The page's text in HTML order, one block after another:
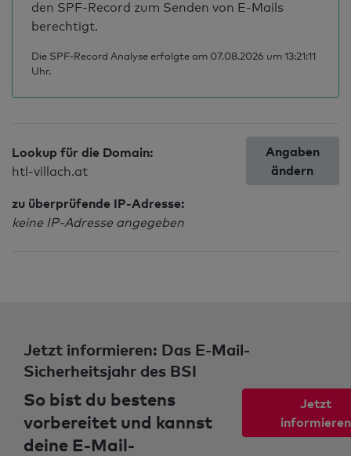
den SPF-Record zum Senden von E-Mails
berechtigt.
Die SPF-Record Analyse erfolgte am 07.08.2026 um 13:21:11
Uhr.
Lookup für die Domain:
htl-villach.at
zu überprüfende IP-Adresse:
keine IP-Adresse angegeben
Angaben
ändern
Jetzt informieren: Das E-Mail-
Sicherheitsjahr des BSI
So bist du bestens
vorbereitet und kannst
deine E-Mail-
Jetzt
informieren